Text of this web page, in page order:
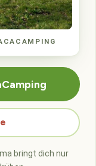
bringt dich nur